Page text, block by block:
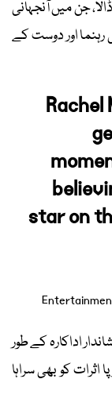
جن میں آنجہانی
رہنما اور دوست کے
Rachel
star on
اداکارہ کے طور
اثرات کو بھی سراہا